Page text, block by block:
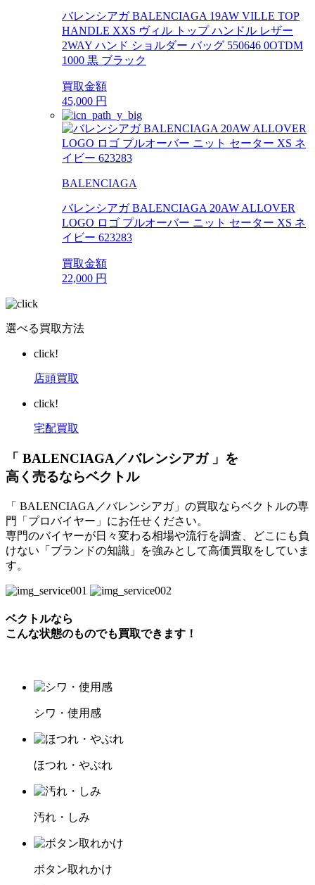
バレンシアガ BALENCIAGA 19AW VILLE TOP
HANDLE XXS ヴィル トップ ハンドル レザー
2WAY ハンド ショルダー バッグ 550646 0OTDM
1000 黒 ブラック
買取金額
45,000 円
BALENCIAGA
バレンシアガ BALENCIAGA 20AW ALLOVER
LOGO ロゴ プルオーバー ニット セーター XS ネ
イビー 623283
買取金額
22,000 円
選べる買取方法
click!
店頭買取
click!
宅配買取
「 BALENCIAGA／バレンシアガ 」を
高く売るならベクトル
「 BALENCIAGA／バレンシアガ」の買取ならベクトルの専
門「プロバイヤー」にお任せください。
専門のバイヤーが日々変わる相場や流行を調査、どこにも負
けない「ブランドの知識」を強みとして高価買取をしていま
す。
ベクトルなら
こんな状態のものでも買取できます！
シワ・使用感
ほつれ・やぶれ
汚れ・しみ
ボタン取れかけ